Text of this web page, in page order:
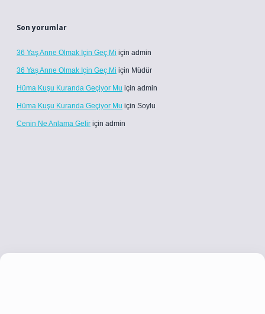
Son yorumlar
36 Yaş Anne Olmak Için Geç Mi için admin
36 Yaş Anne Olmak Için Geç Mi için Müdür
Hüma Kuşu Kuranda Geçiyor Mu için admin
Hüma Kuşu Kuranda Geçiyor Mu için Soylu
Cenin Ne Anlama Gelir için admin
betci girişbetci girişhiltonbet yeni giriş